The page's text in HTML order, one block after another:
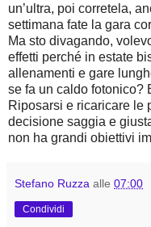
un’ultra, poi corretela,
settimana fate la gara
Ma sto divagando,
effetti perché in estate
allenamenti e gare
se fa un caldo fotonico?
Riposarsi e ricaricare le
decisione saggia e
non ha grandi obiettivi
Stefano Ruzza alle 07:00
Condividi